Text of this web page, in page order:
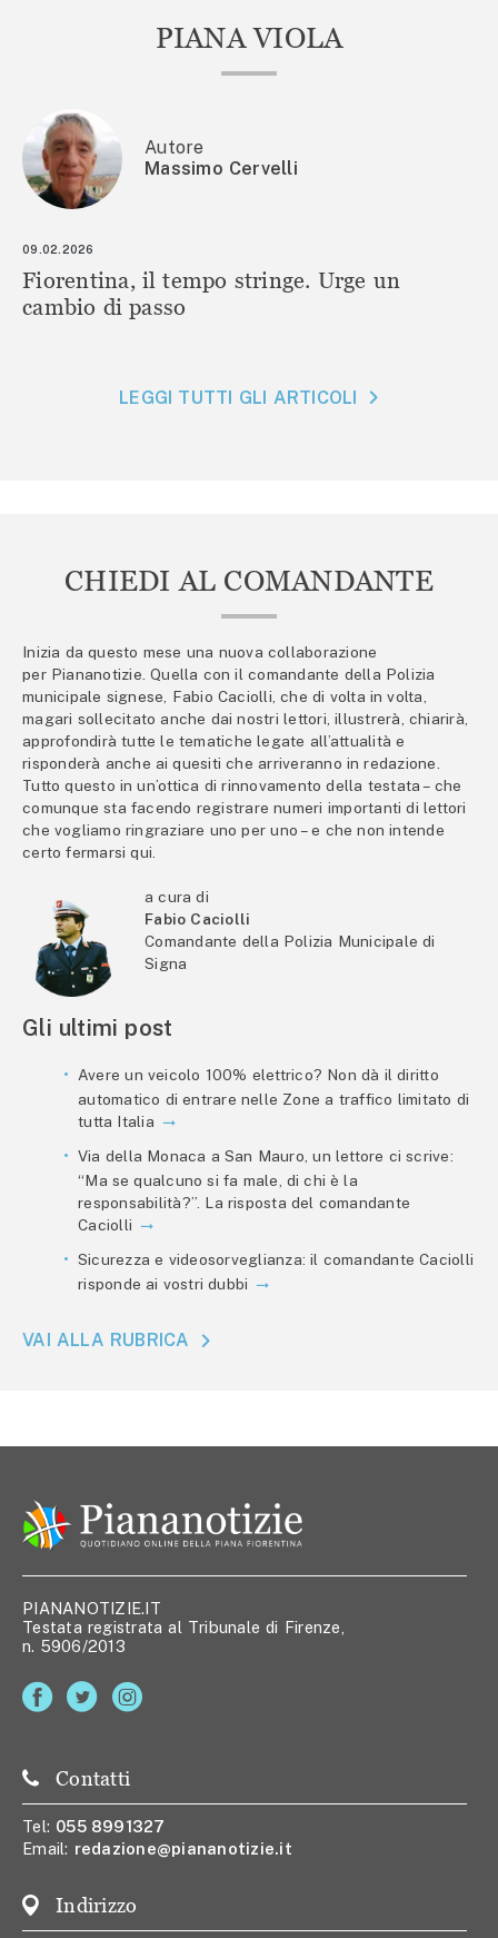
PIANA VIOLA
Autore
Massimo Cervelli
09.02.2026
Fiorentina, il tempo stringe. Urge un
cambio di passo
LEGGI TUTTI GLI ARTICOLI
CHIEDI AL COMANDANTE
Inizia da questo mese una nuova collaborazione
per Piananotizie. Quella con il comandante della Polizia
municipale signese, Fabio Caciolli, che di volta in volta,
magari sollecitato anche dai nostri lettori, illustrerà, chiarirà,
approfondirà tutte le tematiche legate all’attualità e
risponderà anche ai quesiti che arriveranno in redazione.
Tutto questo in un’ottica di rinnovamento della testata – che
comunque sta facendo registrare numeri importanti di lettori
che vogliamo ringraziare uno per uno – e che non intende
certo fermarsi qui.
a cura di
Fabio Caciolli
Comandante della Polizia Municipale di
Signa
Gli ultimi post
Avere un veicolo 100% elettrico? Non dà il diritto
automatico di entrare nelle Zone a traffico limitato di
tutta Italia
Via della Monaca a San Mauro, un lettore ci scrive:
“Ma se qualcuno si fa male, di chi è la
responsabilità?”. La risposta del comandante
Caciolli
Sicurezza e videosorveglianza: il comandante Caciolli
risponde ai vostri dubbi
VAI ALLA RUBRICA
PIANANOTIZIE.IT
Testata registrata al Tribunale di Firenze,
n. 5906/2013
Contatti
Tel: 055 8991327
Email: redazione@piananotizie.it
Indirizzo